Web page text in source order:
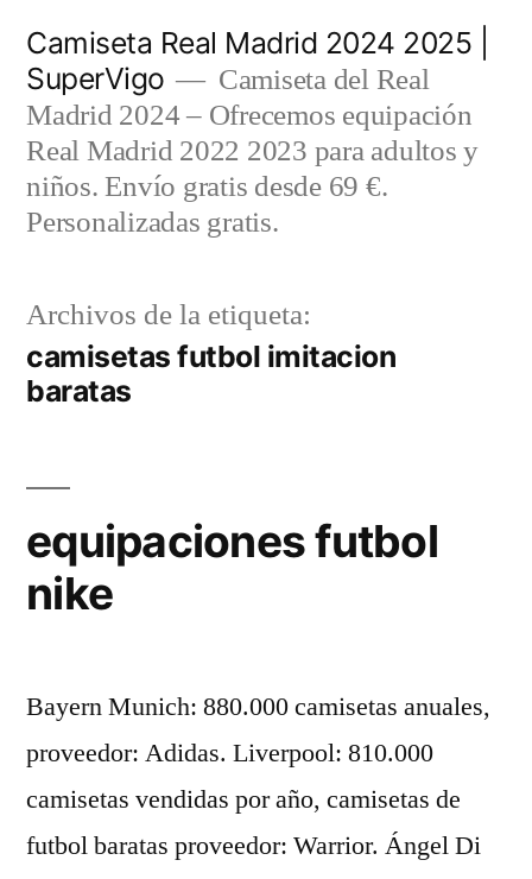
contenido
Camiseta Real Madrid 2024 2025 |
SuperVigo
Camiseta del Real
Madrid 2024 – Ofrecemos equipación
Real Madrid 2022 2023 para adultos y
niños. Envío gratis desde 69 €.
Personalizadas gratis.
Archivos de la etiqueta:
camisetas futbol imitacion
baratas
equipaciones futbol
nike
Bayern Munich: 880.000 camisetas anuales,
proveedor: Adidas. Liverpool: 810.000
camisetas vendidas por año, camisetas de
futbol baratas proveedor: Warrior. Ángel Di